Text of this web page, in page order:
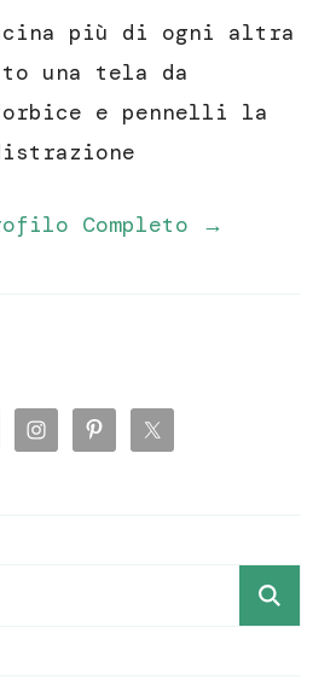
più di ogni altra
una tela da
e pennelli la
Completo →